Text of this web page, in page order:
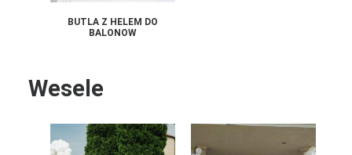
BUTLA Z HELEM DO
BALONOW
Wesele